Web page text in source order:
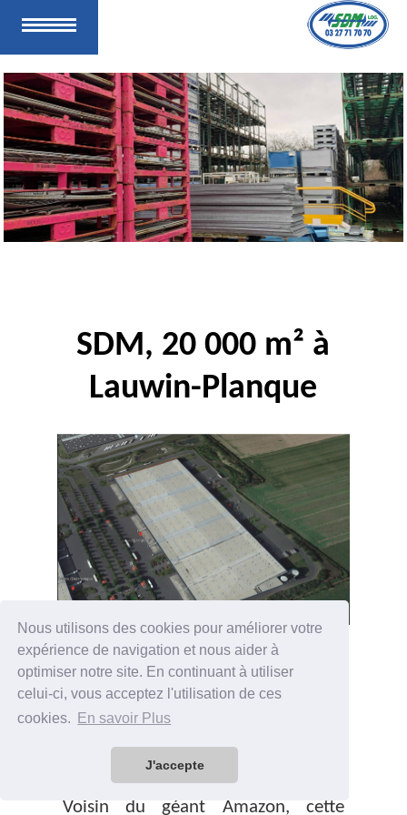
Nous utilisons des cookies pour améliorer votre
expérience de navigation et nous aider à
optimiser notre site. En continuant à utiliser
celui-ci, vous acceptez l'utilisation de ces
cookies.
En savoir Plus
J'accepte
SDM, 20 000 m² à
Lauwin-Planque
Depuis juin 2023, SDM s'est
agrandit de 20 000 m² aux normes
1510 dans la zone logistique de
acquérir 10 000 m² supplémentaire
sur la même zone.
Voisin du géant Amazon, cette